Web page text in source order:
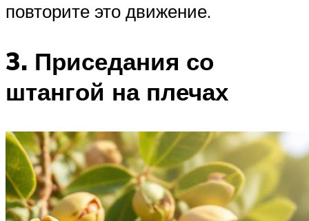
повторите это движение.
3. Приседания со
штангой на плечах